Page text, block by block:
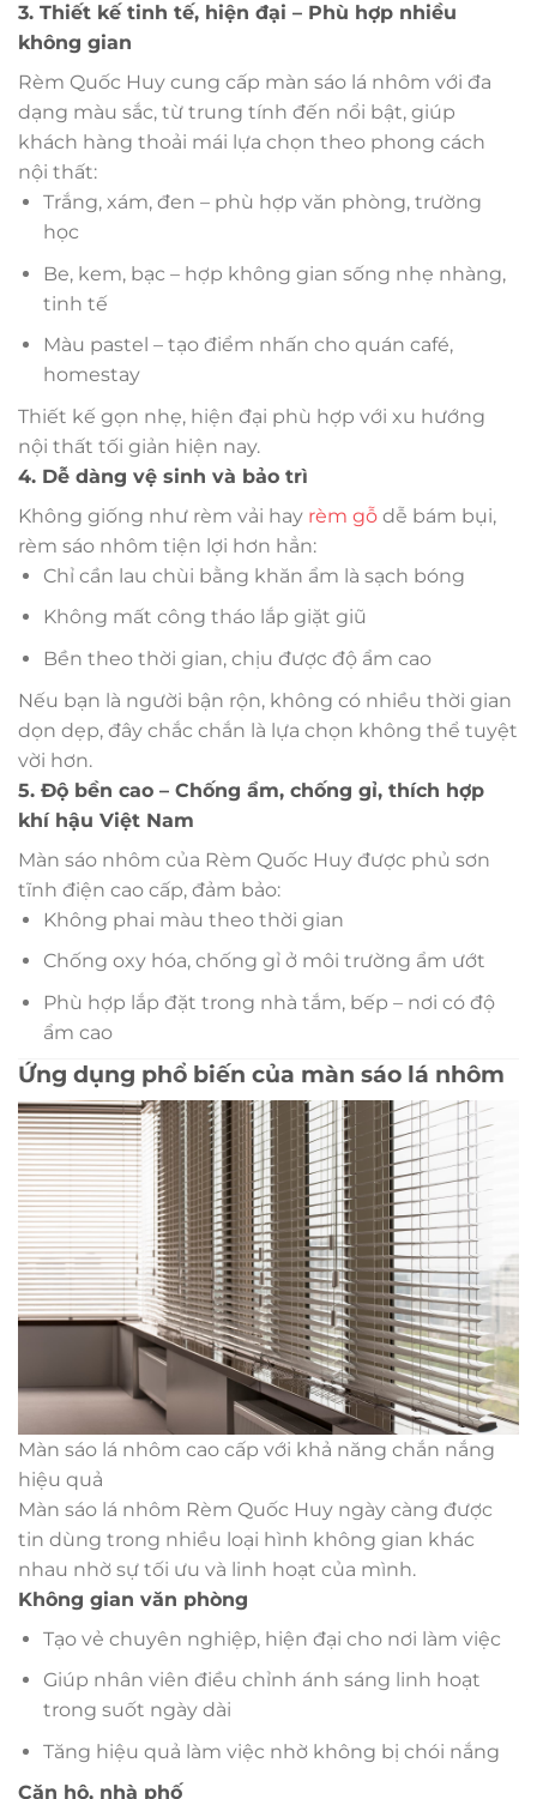
3. Thiết kế tinh tế, hiện đại – Phù hợp nhiều
không gian
Rèm Quốc Huy cung cấp màn sáo lá nhôm với đa
dạng màu sắc, từ trung tính đến nổi bật, giúp
khách hàng thoải mái lựa chọn theo phong cách
nội thất:
Trắng, xám, đen – phù hợp văn phòng, trường
học
Be, kem, bạc – hợp không gian sống nhẹ nhàng,
tinh tế
Màu pastel – tạo điểm nhấn cho quán café,
homestay
Thiết kế gọn nhẹ, hiện đại phù hợp với xu hướng
nội thất tối giản hiện nay.
4. Dễ dàng vệ sinh và bảo trì
Không giống như rèm vải hay rèm gỗ dễ bám bụi,
rèm sáo nhôm tiện lợi hơn hẳn:
Chỉ cần lau chùi bằng khăn ẩm là sạch bóng
Không mất công tháo lắp giặt giũ
Bền theo thời gian, chịu được độ ẩm cao
Nếu bạn là người bận rộn, không có nhiều thời gian
dọn dẹp, đây chắc chắn là lựa chọn không thể tuyệt
vời hơn.
5. Độ bền cao – Chống ẩm, chống gỉ, thích hợp
khí hậu Việt Nam
Màn sáo nhôm của Rèm Quốc Huy được phủ sơn
tĩnh điện cao cấp, đảm bảo:
Không phai màu theo thời gian
Chống oxy hóa, chống gỉ ở môi trường ẩm ướt
Phù hợp lắp đặt trong nhà tắm, bếp – nơi có độ
ẩm cao
Ứng dụng phổ biến của màn sáo lá nhôm
Màn sáo lá nhôm cao cấp với khả năng chắn nắng
hiệu quả
Màn sáo lá nhôm Rèm Quốc Huy ngày càng được
tin dùng trong nhiều loại hình không gian khác
nhau nhờ sự tối ưu và linh hoạt của mình.
Không gian văn phòng
Tạo vẻ chuyên nghiệp, hiện đại cho nơi làm việc
Giúp nhân viên điều chỉnh ánh sáng linh hoạt
trong suốt ngày dài
Tăng hiệu quả làm việc nhờ không bị chói nắng
Căn hộ, nhà phố